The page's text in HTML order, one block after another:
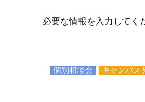
必要な情報を入力してく
個別相談会 キャンパス